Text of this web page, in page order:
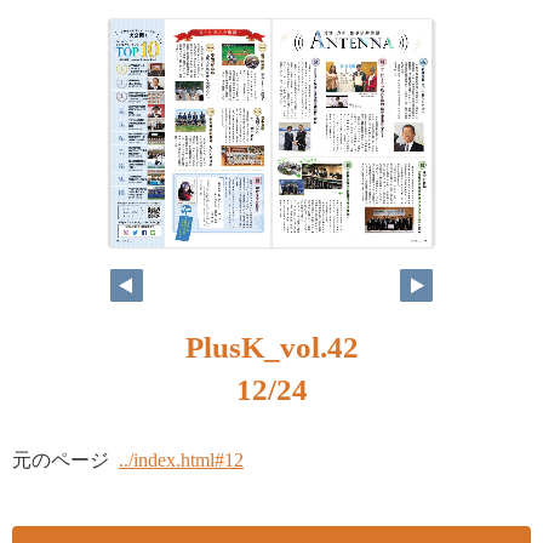
PlusK_vol.42
12/24
元のページ ../index.html#12